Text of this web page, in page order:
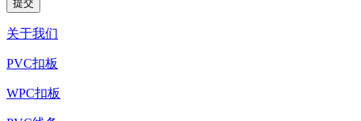
关于我们
PVC扣板
WPC扣板